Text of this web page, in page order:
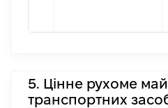
5. Цінне рухоме
транспортних